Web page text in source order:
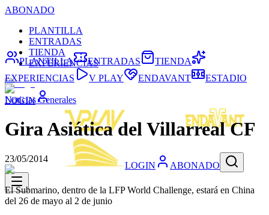
ABONADO
PLANTILLA
ENTRADAS
TIENDA
EXPERIENCIAS
LOGIN
LOGIN ABONADO
PLANTILLA ENTRADAS
TIENDA
EXPERIENCIAS
V PLAY ENDAVANT ESTADIO
Noticias Generales
Gira Asiática del Villarreal CF
23/05/2014
El Submarino, dentro de la LFP World Challenge, estará en China
del 26 de mayo al 2 de junio